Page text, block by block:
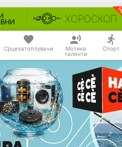
ХОРОСКОП
Срцезатоплувачи Мотика
таленти
Спорт